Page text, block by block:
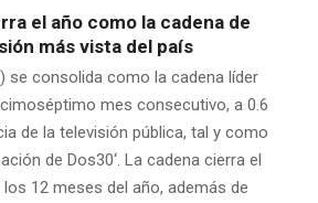
el año como la cadena de
más vista del país
se consolida como la cadena líder
mes consecutivo, a 0.6
de la televisión pública, tal y como
de Dos30‘. La cadena cierra el
12 meses del año, además de